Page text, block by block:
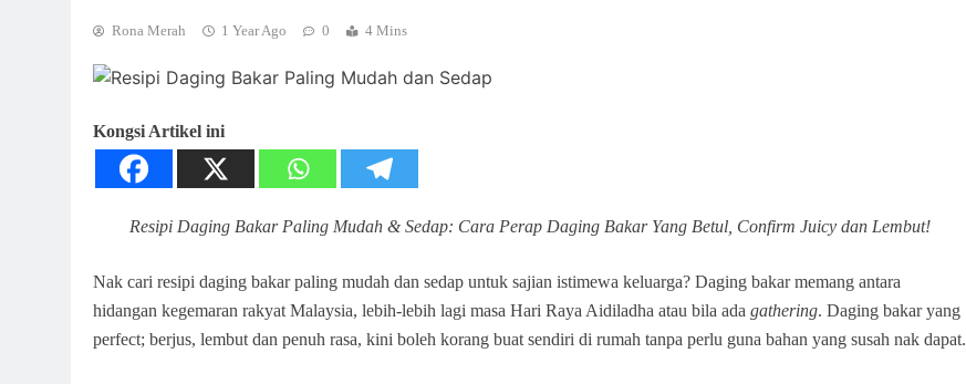
Rona Merah 1 Year Ago 0 4 Mins
Kongsi Artikel ini
Resipi Daging Bakar Paling Mudah & Sedap: Cara Perap Daging Bakar Yang Betul, Confirm Juicy dan Lembut!
Nak cari resipi daging bakar paling mudah dan sedap untuk sajian istimewa keluarga? Daging bakar memang antara
hidangan kegemaran rakyat Malaysia, lebih-lebih lagi masa Hari Raya Aidiladha atau bila ada gathering. Daging bakar yang
perfect; berjus, lembut dan penuh rasa, kini boleh korang buat sendiri di rumah tanpa perlu guna bahan yang susah nak dapat.